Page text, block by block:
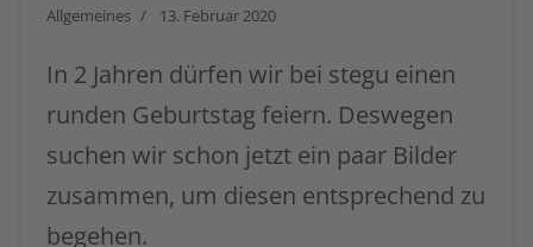
Allgemeines 13. Februar 2020
In 2 Jahren dürfen wir bei stegu einen
runden Geburtstag feiern. Deswegen
suchen wir schon jetzt ein paar Bilder
zusammen, um diesen entsprechend zu
begehen.